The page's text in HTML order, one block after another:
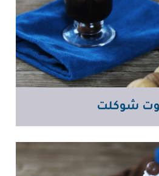
شوكلت